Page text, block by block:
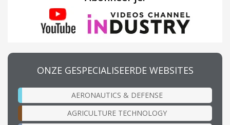
ONZE GESPECIALISEERDE WEBSITES
AERONAUTICS & DEFENSE
AGRICULTURE TECHNOLOGY